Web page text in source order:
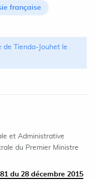
française
de Tienda-Jouhet le
et Administrative
du Premier Ministre
du 28 décembre 2015